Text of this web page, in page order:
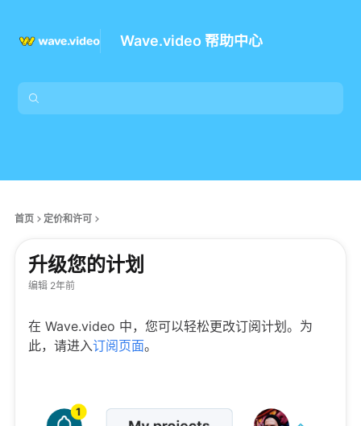
Wave.video 帮助中心
首页 定价和许可
升级您的计划
编辑 2年前
在 Wave.video 中，您可以轻松更改订阅计划。为
此，请进入订阅页面。